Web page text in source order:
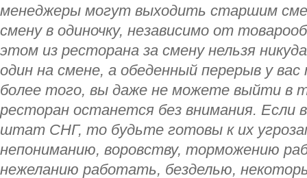
менеджеры могут выходить старшим
смену в одиночку, независимо от
этом из ресторана за смену нельзя
один на смене, а обеденный перерыв у
более того, вы даже не можете выйти в
ресторан останется без внимания. Если
штат СНГ, то будьте готовы к их
непониманию, воровству, торможению
нежеланию работать, безделью,